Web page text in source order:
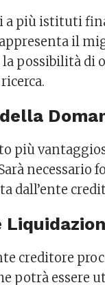
a più istituti
il
possibilità di
più
necessario
dall’ente
creditore
potrà essere